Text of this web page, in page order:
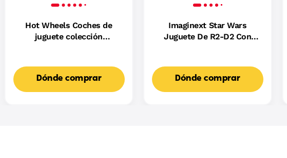
Hot Wheels Coches de
juguete colección
Dónde comprar
Imaginext Star Wars
Juguete De R2-D2 Con
3Po, Para Niños Y Niñas
Dónde comprar